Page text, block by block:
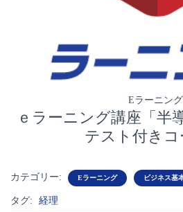
Eラーニング
ｅラーニング講座「半
テスト付きコ
カテゴリー: Eラーニング ビジネス基
タグ: 経理